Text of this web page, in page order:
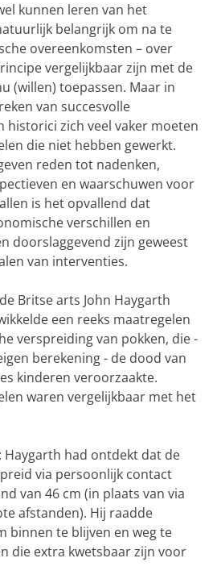
kunnen leren van het
belangrijk om na te
overeenkomsten – over
vergelijkbaar zijn met de
(willen) toepassen. Maar in
van succesvolle
historici zich veel vaker moeten
die niet hebben gewerkt.
reden tot nadenken,
en waarschuwen voor
is het opvallend dat
verschillen en
doorslaggevend zijn geweest
van interventies.
Britse arts John Haygarth
een reeks maatregelen
verspreiding van pokken, die -
berekening - de dood van
kinderen veroorzaakte.
waren vergelijkbaar met het
Haygarth had ontdekt dat de
via persoonlijk contact
van 46 cm (in plaats van via
afstanden). Hij raadde
binnen te blijven en weg te
die extra kwetsbaar zijn voor